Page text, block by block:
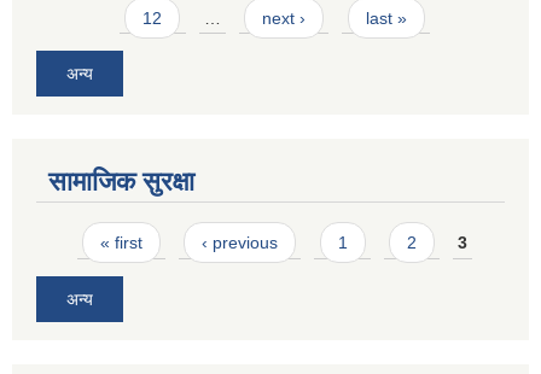
12 next › last »
अन्य
सामाजिक सुरक्षा
Pages
« first ‹ previous 1 2 3
अन्य